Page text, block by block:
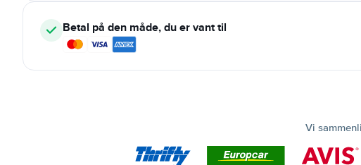
Betal på den måde, du er vant til
Vi